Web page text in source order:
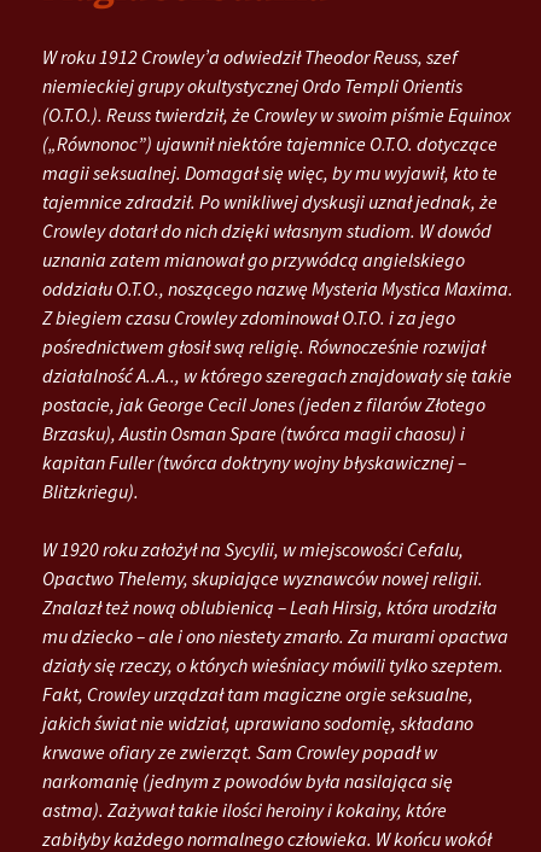
W roku 1912 Crowley’a odwiedził Theodor Reuss, szef
niemieckiej grupy okultystycznej Ordo Templi Orientis
(O.T.O.). Reuss twierdził, że Crowley w swoim piśmie Equinox
(„Równonoc”) ujawnił niektóre tajemnice O.T.O. dotyczące
magii seksualnej. Domagał się więc, by mu wyjawił, kto te
tajemnice zdradził. Po wnikliwej dyskusji uznał jednak, że
Crowley dotarł do nich dzięki własnym studiom. W dowód
uznania zatem mianował go przywódcą angielskiego
oddziału O.T.O., noszącego nazwę Mysteria Mystica Maxima.
Z biegiem czasu Crowley zdominował O.T.O. i za jego
pośrednictwem głosił swą religię. Równocześnie rozwijał
działalność A..A.., w którego szeregach znajdowały się takie
postacie, jak George Cecil Jones (jeden z filarów Złotego
Brzasku), Austin Osman Spare (twórca magii chaosu) i
kapitan Fuller (twórca doktryny wojny błyskawicznej –
Blitzkriegu).
W 1920 roku założył na Sycylii, w miejscowości Cefalu,
Opactwo Thelemy, skupiające wyznawców nowej religii.
Znalazł też nową oblubienicą – Leah Hirsig, która urodziła
mu dziecko – ale i ono niestety zmarło. Za murami opactwa
działy się rzeczy, o których wieśniacy mówili tylko szeptem.
Fakt, Crowley urządzał tam magiczne orgie seksualne,
jakich świat nie widział, uprawiano sodomię, składano
krwawe ofiary ze zwierząt. Sam Crowley popadł w
narkomanię (jednym z powodów była nasilająca się
astma). Zażywał takie ilości heroiny i kokainy, które
zabiłyby każdego normalnego człowieka. W końcu wokół